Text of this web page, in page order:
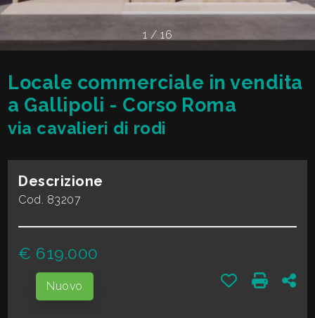
1 / 16
Locale commerciale in vendita
a Gallipoli - Corso Roma
via cavalieri di rodi
Descrizione
Cod. 83207
€ 619.000
Nuovo Stampa:
Preferiti: Cod.
VALE
LA
CASA?
DIVENTA
SEGNALATORE
CON
NOI
Comune
Tipologia
Qualsiasi